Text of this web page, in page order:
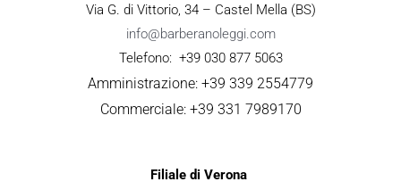
Via G. di Vittorio, 34 – Castel Mella (BS)
info@barberanoleggi.com
Telefono: +39 030 877 5063
Amministrazione: +39 339 2554779
Commerciale: +39 331 7989170
Filiale di Verona